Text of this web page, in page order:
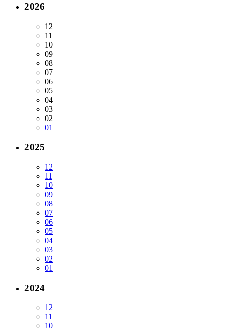
2026
12
11
10
09
08
07
06
05
04
03
02
01
2025
12
11
10
09
08
07
06
05
04
03
02
01
2024
12
11
10